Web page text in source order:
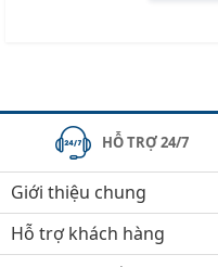
HỖ TRỢ 24/7
Giới thiệu chung
Hỗ trợ khách hàng